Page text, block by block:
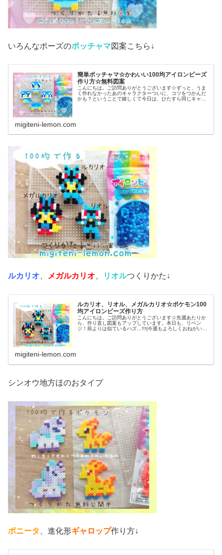
いろんなポーズのポッチャマ図案こちら↓
簡単ポッチャマ☆かわいい100均アイロンビーズ
作り方☆無料図案
こんにちは。ご訪問ありがとうございます☆ずっと、うま
く作れなかったあのキャラクターついに、コツをつかんだ
かも？ということで嬉しくて今日は、ひたすら同じキャラ
migiteni-lemon.com
ルカリオ メガルカリオ リオルつくりかた↓
ルカリオ、リオル、メガルカリオ☆ポケモン100
均アイロンビーズ作り方
こんにちは。ご訪問ありがとうございます☆先週あたりか
ら、作り直し図案もアップしています。本日も、リベン
ジ！前よりは似ているハズ…!!!(今週もよろしくおねがいし
migiteni-lemon.com
シンオウ地方ほのおタイプ
ポニータ 、進化形ギャロップ作り方↓